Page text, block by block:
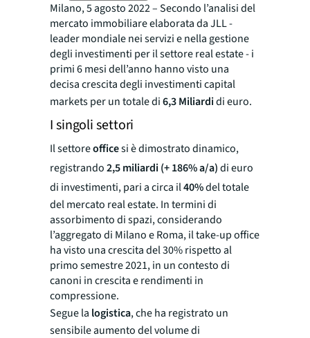
Milano, 5 agosto 2022– Secondo l’analisi del
mercato immobiliare elaborata da JLL -
leader mondiale nei servizi e nella gestione
degli investimenti per il settore real estate - i
primi 6 mesi dell’anno hanno visto una
decisa crescita degli investimenti capital
markets per un totale di6,3 Miliardidi euro.
I singoli settori
Il settoreofficesi è dimostrato dinamico,
registrando2,5 miliardi (+ 186% a/a)di euro
di investimenti, pari a circa il40%del totale
del mercato real estate. In termini di
assorbimento di spazi, considerando
l’aggregato di Milano e Roma, il take-up office
ha visto una crescita del 30% rispetto al
primo semestre 2021, in un contesto di
canoni in crescita e rendimenti in
compressione.
Segue la logistica, che ha registrato un
sensibile aumento del volume di